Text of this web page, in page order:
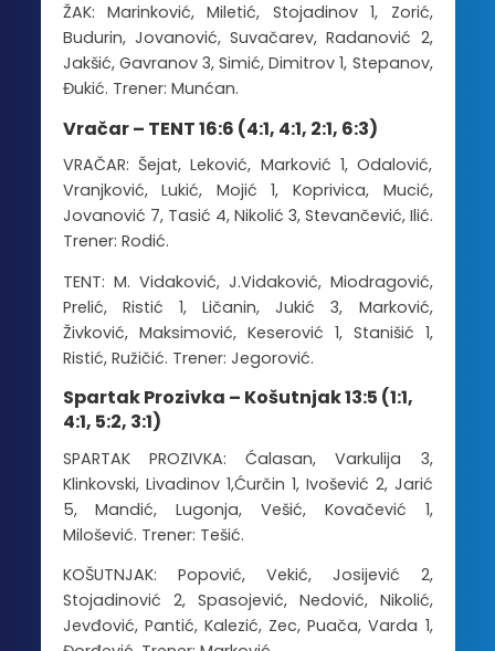
ŽAK: Marinković, Miletić, Stojadinov 1, Zorić,
Budurin, Jovanović, Suvačarev, Radanović 2,
Jakšić, Gavranov 3, Simić, Dimitrov 1, Stepanov,
Đukić. Trener: Munćan.
Vračar – TENT 16:6 (4:1, 4:1, 2:1, 6:3)
VRAČAR: Šejat, Leković, Marković 1, Odalović,
Vranjković, Lukić, Mojić 1, Koprivica, Mucić,
Jovanović 7, Tasić 4, Nikolić 3, Stevančević, Ilić.
Trener: Rodić.
TENT: M. Vidaković, J.Vidaković, Miodragović,
Prelić, Ristić 1, Ličanin, Jukić 3, Marković,
Živković, Maksimović, Keserović 1, Stanišić 1,
Ristić, Ružičić. Trener: Jegorović.
Spartak Prozivka – Košutnjak 13:5 (1:1,
4:1, 5:2, 3:1)
SPARTAK PROZIVKA: Ćalasan, Varkulija 3,
Klinkovski, Livadinov 1,Ćurčin 1, Ivošević 2, Jarić
5, Mandić, Lugonja, Vešić, Kovačević 1,
Milošević. Trener: Tešić.
KOŠUTNJAK: Popović, Vekić, Josijević 2,
Stojadinović 2, Spasojević, Nedović, Nikolić,
Jevđović, Pantić, Kalezić, Zec, Puača, Varda 1,